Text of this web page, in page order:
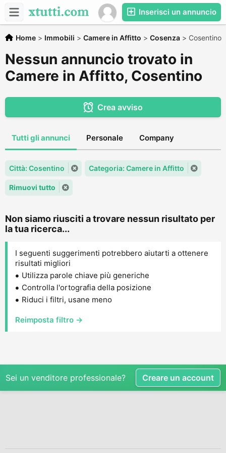
Inserisci un annuncio
Home > Immobili > Camere in Affitto > Cosenza > Cosentino
Nessun annuncio trovato in
Camere in Affitto, Cosentino
Crea avviso
Tutti gli annunci Personale Company
Città: Cosentino Categoria: Camere in Affitto
Rimuovi tutto
Non siamo riusciti a trovare nessun risultato per
la tua ricerca...
I seguenti suggerimenti potrebbero aiutarti a ottenere
risultati migliori
Utilizza parole chiave più generiche
Controlla l'ortografia della posizione
Riduci i filtri, usane meno
Reimposta filtro →
Sei un venditore professionale? Creare un account